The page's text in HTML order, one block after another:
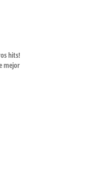
hits!
mejor